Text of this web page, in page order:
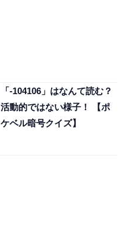
「-104106」はなんて読む？
活動的ではない様子！ 【ポ
ケベル暗号クイズ】